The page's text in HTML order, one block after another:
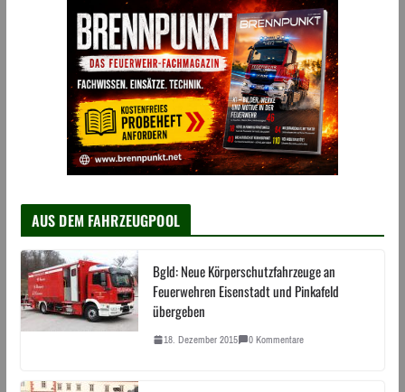
AUS DEM FAHRZEUGPOOL
Bgld: Neue Körperschutzfahrzeuge an
Feuerwehren Eisenstadt und Pinkafeld
übergeben
18. Dezember 2015 0 Kommentare